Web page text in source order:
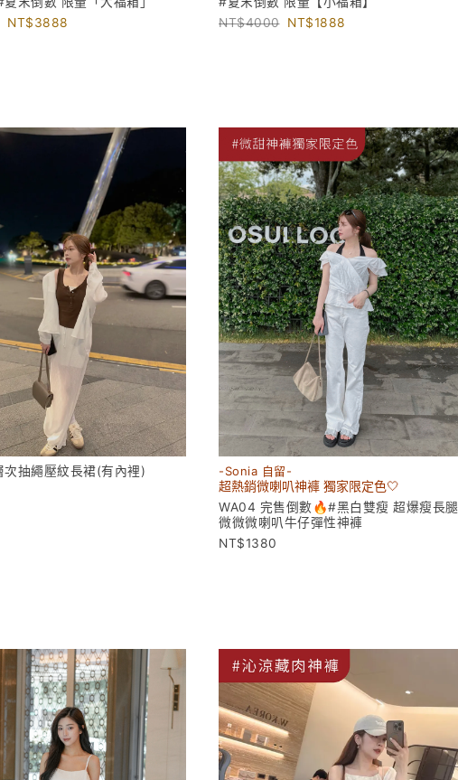
3888
4000
1888
抽繩壓紋長裙(有內裡)
-Sonia 自留-
超熱銷微喇叭神褲 獨家限定色🤍
WA04 完售倒數🔥#黑白雙瘦 超爆瘦長腿
微微微喇叭牛仔彈性神褲
1380